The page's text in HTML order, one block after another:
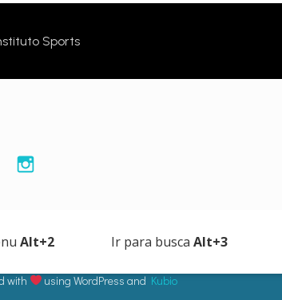
Alt+2 Ir para buscaAlt+3
Sports
with using WordPress and Kubio